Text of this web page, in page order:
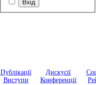
Публікації
Виступи
Дискусії
Конференції